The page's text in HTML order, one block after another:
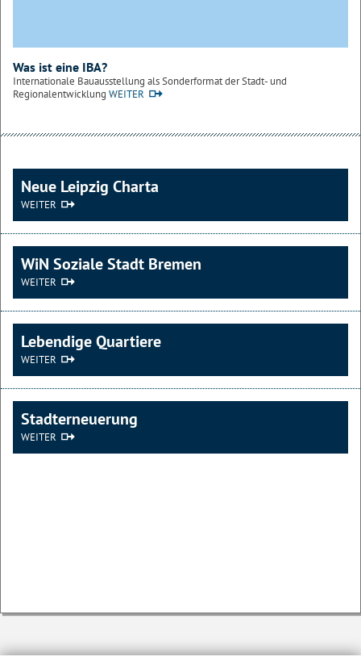
Was ist eine IBA?
Internationale Bauausstellung als Sonderformat der Stadt- und
Regionalentwicklung WEITER
Neue Leipzig Charta
WEITER
WiN Soziale Stadt Bremen
WEITER
Lebendige Quartiere
WEITER
Stadt­erneuerung
WEITER